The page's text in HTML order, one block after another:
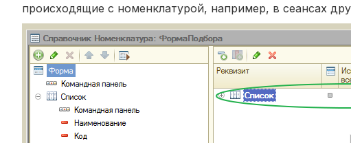
происходящие с номенклатурой, например, в сеансах